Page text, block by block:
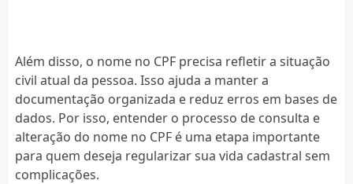
Além disso, o nome no CPF precisa refletir a situação
civil atual da pessoa. Isso ajuda a manter a
documentação organizada e reduz erros em bases de
dados. Por isso, entender o processo de consulta e
alteração do nome no CPF é uma etapa importante
para quem deseja regularizar sua vida cadastral sem
complicações.